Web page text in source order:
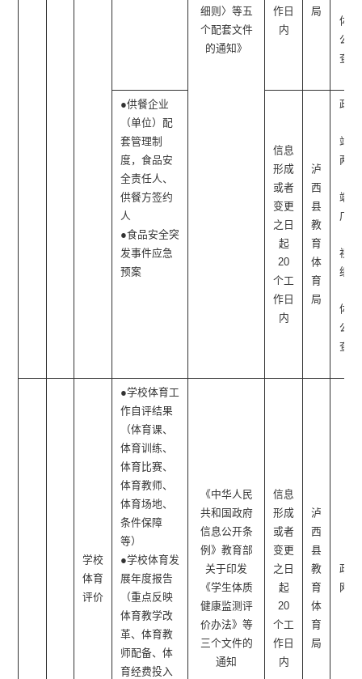
细则〉等五
个配套文件
的通知》
作日
内
局
体、
公开
查阅
●供餐企业
（单位）配
套管理制
度，食品安
全责任人、
供餐方签约
人
●食品安全突
发事件应急
预案
信息
形成
或者
变更
之日
起
20
个工
作日
内
泸
西
县
教
育
体
育
局
政府
站、
两微
端、
广播
视、
纸质
体、
公开
查阅
学校
体育
评价
●学校体育工
作自评结果
（体育课、
体育训练、
体育比赛、
体育教师、
体育场地、
条件保障
等）
●学校体育发
展年度报告
（重点反映
体育教学改
革、体育教
师配备、体
育经费投入
《中华人民
共和国政府
信息公开条
例》教育部
关于印发
《学生体质
健康监测评
价办法》等
三个文件的
通知
信息
形成
或者
变更
之日
起
20
个工
作日
内
泸
西
县
教
育
体
育
局
政府
网站